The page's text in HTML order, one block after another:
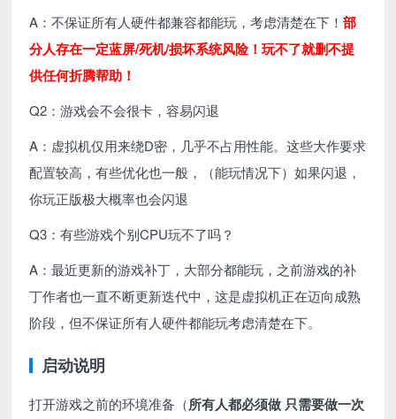
A：不保证所有人硬件都兼容都能玩，考虑清楚在下！部
分人存在一定蓝屏/死机/损坏系统风险！玩不了就删不提
供任何折腾帮助！
Q2：游戏会不会很卡，容易闪退
A：虚拟机仅用来绕D密，几乎不占用性能。这些大作要求
配置较高，有些优化也一般，（能玩情况下）如果闪退，
你玩正版极大概率也会闪退
Q3：有些游戏个别CPU玩不了吗？
A：最近更新的游戏补丁，大部分都能玩，之前游戏的补
丁作者也一直不断更新迭代中，这是虚拟机正在迈向成熟
阶段，但不保证所有人硬件都能玩考虑清楚在下。
启动说明
打开游戏之前的环境准备（所有人都必须做 只需要做一次